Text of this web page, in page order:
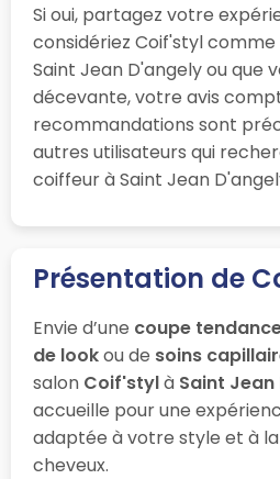
Si oui, partagez votre
considériez Coif'styl
Saint Jean D'angely ou que
décevante, votre avis
recommandations sont
autres utilisateurs qui
coiffeur à Saint Jean
Présentation de
Envie d’une coupe
de lookou de soins
salon Coif'stylà Saint
accueille pour une
adaptée à votre style et à
cheveux.